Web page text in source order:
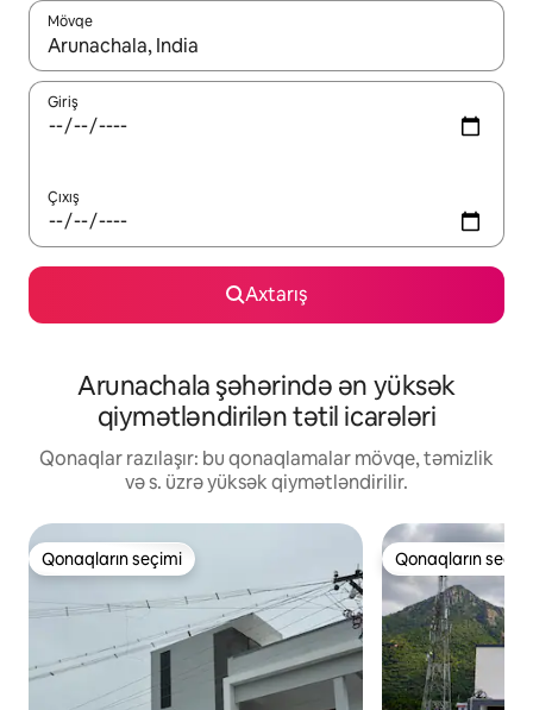
Mövqe
Nəticələr varsa, yuxarı və aşağı ox düymələri ilə naviqasiya
Giriş
Çıxış
Axtarış
Arunachala şəhərində ən yüksək
qiymətləndirilən tətil icarələri
Qonaqlar razılaşır: bu qonaqlamalar mövqe, təmizlik
və s. üzrə yüksək qiymətləndirilir.
Qonaqların seçimi
Qonaqların seçimi Qonaqların
Qonaqların